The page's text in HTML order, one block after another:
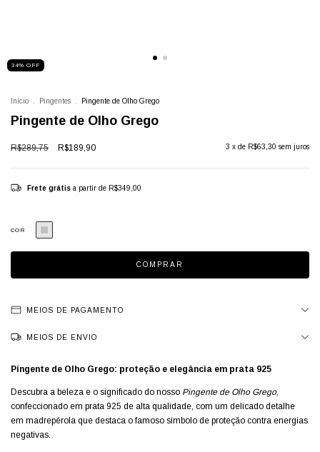
34% OFF
Início Pingentes Pingente de Olho Grego
Pingente de Olho Grego
R$289,75 R$189,90 3 x de R$63,30 sem juros
Frete grátis a partir de R$349,00
COR
MEIOS DE PAGAMENTO
MEIOS DE ENVIO
Pingente de Olho Grego: proteção e elegância em prata 925
Descubra a beleza e o significado do nosso Pingente de Olho Grego,
confeccionado em prata 925 de alta qualidade, com um delicado detalhe
em madrepérola que destaca o famoso símbolo de proteção contra energias
negativas.